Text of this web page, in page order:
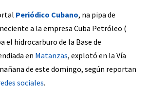
Periódico Cubano, na pipa de
a la empresa Cuba Petróleo (
el hidrocarburo de la Base de
en Matanzas, explotó en la Vía
de este domingo, según reportan
sociales.